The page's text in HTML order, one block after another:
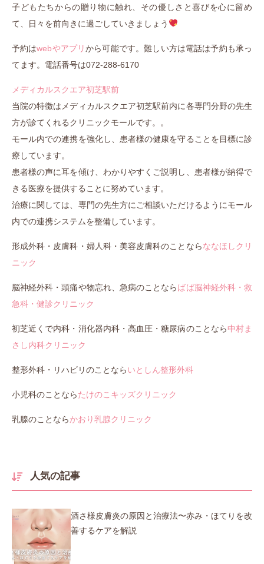
子どもたちからの贈り物に触れ、その優しさと喜びを心に留め
て、日々を前向きに過ごしていきましょう
予約はwebやアプリから可能です。難しい方は電話は予約も承っ
てます。電話番号は072-288-6170
メディカルスクエア初芝駅前
当院の特徴はメディカルスクエア初芝駅前内に各専門分野の先生
方が診てくれるクリニックモールです。。
モール内での連携を強化し、患者様の健康を守ることを目標に診
療しています。
患者様の声に耳を傾け、わかりやすくご説明し、患者様が納得で
きる医療を提供することに努めています。
治療に関しては、専門の先生方にご相談いただけるようにモール
内での連携システムを整備しています。
形成外科・皮膚科・婦人科・美容皮膚科のことならななほしクリ
ニック
脳神経外科・頭痛や物忘れ、急病のことならばば脳神経外科・救
急科・健診クリニック
初芝近くで内科・消化器内科・高血圧・糖尿病のことなら中村ま
さし内科クリニック
整形外科・リハビリのことならいとしん整形外科
小児科のことならたけのこキッズクリニック
乳腺のことならかおり乳腺クリニック
人気の記事
酒さ様皮膚炎の原因と治療法〜赤み・ほてりを改
善するケアを解説